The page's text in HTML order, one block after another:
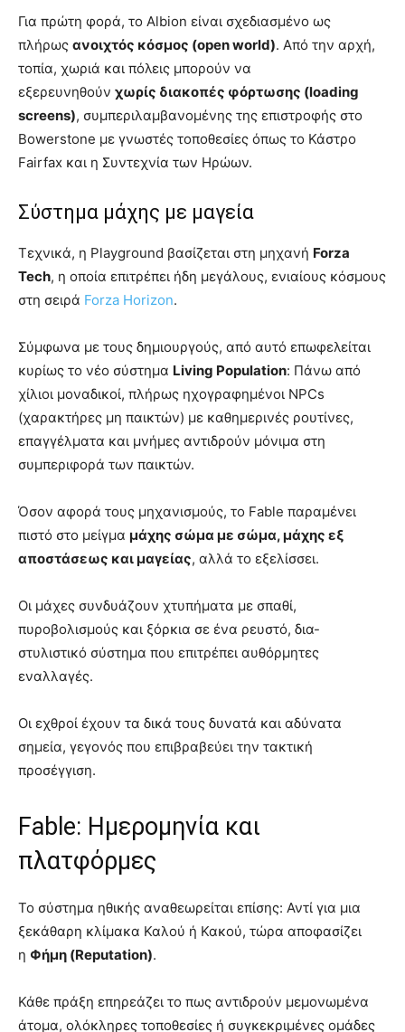
Για πρώτη φορά, το Albion είναι σχεδιασμένο ως
πλήρως ανοιχτός κόσμος (open world). Από την αρχή,
τοπία, χωριά και πόλεις μπορούν να
εξερευνηθούν χωρίς διακοπές φόρτωσης (loading
screens), συμπεριλαμβανομένης της επιστροφής στο
Bowerstone με γνωστές τοποθεσίες όπως το Κάστρο
Fairfax και η Συντεχνία των Ηρώων.
Σύστημα μάχης με μαγεία
Τεχνικά, η Playground βασίζεται στη μηχανή Forza
Tech, η οποία επιτρέπει ήδη μεγάλους, ενιαίους κόσμους
στη σειρά Forza Horizon.
Σύμφωνα με τους δημιουργούς, από αυτό επωφελείται
κυρίως το νέο σύστημα Living Population: Πάνω από
χίλιοι μοναδικοί, πλήρως ηχογραφημένοι NPCs
(χαρακτήρες μη παικτών) με καθημερινές ρουτίνες,
επαγγέλματα και μνήμες αντιδρούν μόνιμα στη
συμπεριφορά των παικτών.
Όσον αφορά τους μηχανισμούς, το Fable παραμένει
πιστό στο μείγμα μάχης σώμα με σώμα, μάχης εξ
αποστάσεως και μαγείας, αλλά το εξελίσσει.
Οι μάχες συνδυάζουν χτυπήματα με σπαθί,
πυροβολισμούς και ξόρκια σε ένα ρευστό, δια-
στυλιστικό σύστημα που επιτρέπει αυθόρμητες
εναλλαγές.
Οι εχθροί έχουν τα δικά τους δυνατά και αδύνατα
σημεία, γεγονός που επιβραβεύει την τακτική
προσέγγιση.
Fable: Ημερομηνία και
πλατφόρμες
Το σύστημα ηθικής αναθεωρείται επίσης: Αντί για μια
ξεκάθαρη κλίμακα Καλού ή Κακού, τώρα αποφασίζει
η Φήμη (Reputation).
Κάθε πράξη επηρεάζει το πως αντιδρούν μεμονωμένα
άτομα, ολόκληρες τοποθεσίες ή συγκεκριμένες ομάδες